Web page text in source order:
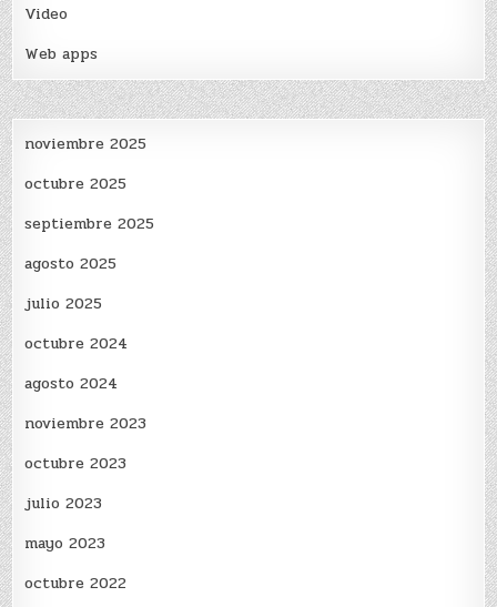
Video
Web apps
noviembre 2025
octubre 2025
septiembre 2025
agosto 2025
julio 2025
octubre 2024
agosto 2024
noviembre 2023
octubre 2023
julio 2023
mayo 2023
octubre 2022